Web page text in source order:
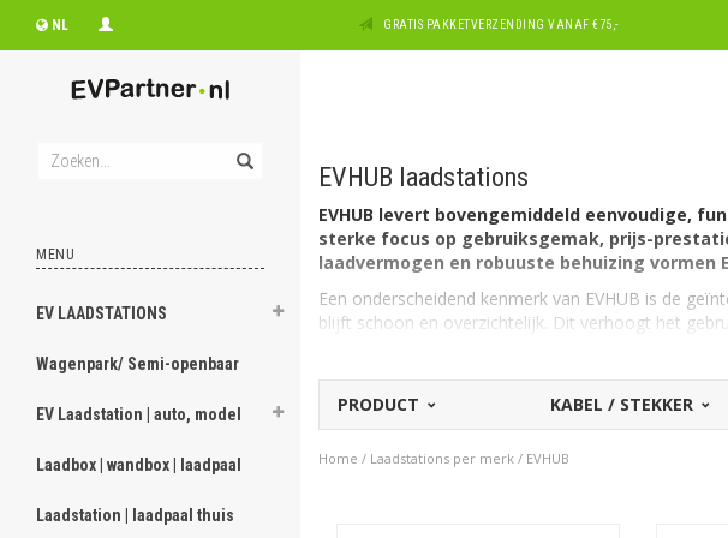
NL GRATIS PAKKETVERZENDING VANAF €75,-
MENU
EV LAADSTATIONS
Wagenpark/ Semi-openbaar
EV Laadstation | auto, model
Laadbox | wandbox | laadpaal
Laadstation | laadpaal thuis
EVHUB laadstations
EVHUB levert bovengemiddeld eenvoudige,
sterke focus op gebruiksgemak, prijs-
laadvermogen en robuuste behuizing vormen
Een onderscheidend kenmerk van EVHUB is de
blijft schoon en overzichtelijk. Dit verhoogt het
Alle merken laadstations
Vermogen en aansluitmogelijkheden
PRODUCT KABEL / STEKKER
Home / Laadstations per merk / EVHUB